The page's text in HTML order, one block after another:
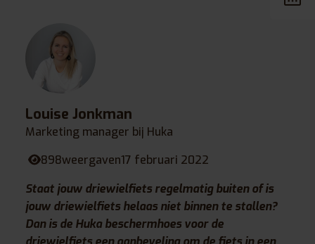
Louise Jonkman
Marketing manager bij Huka
898weergaven17 februari 2022
Staat jouw driewielfiets regelmatig buiten of is
jouw driewielfiets helaas niet binnen te stallen?
Dan is de Huka beschermhoes voor de